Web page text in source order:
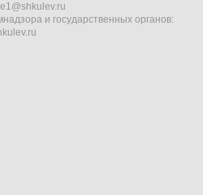
e1@shkulev.ru
и государственных органов: